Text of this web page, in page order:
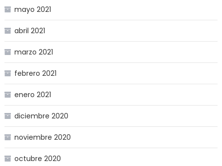
mayo 2021
abril 2021
marzo 2021
febrero 2021
enero 2021
diciembre 2020
noviembre 2020
octubre 2020